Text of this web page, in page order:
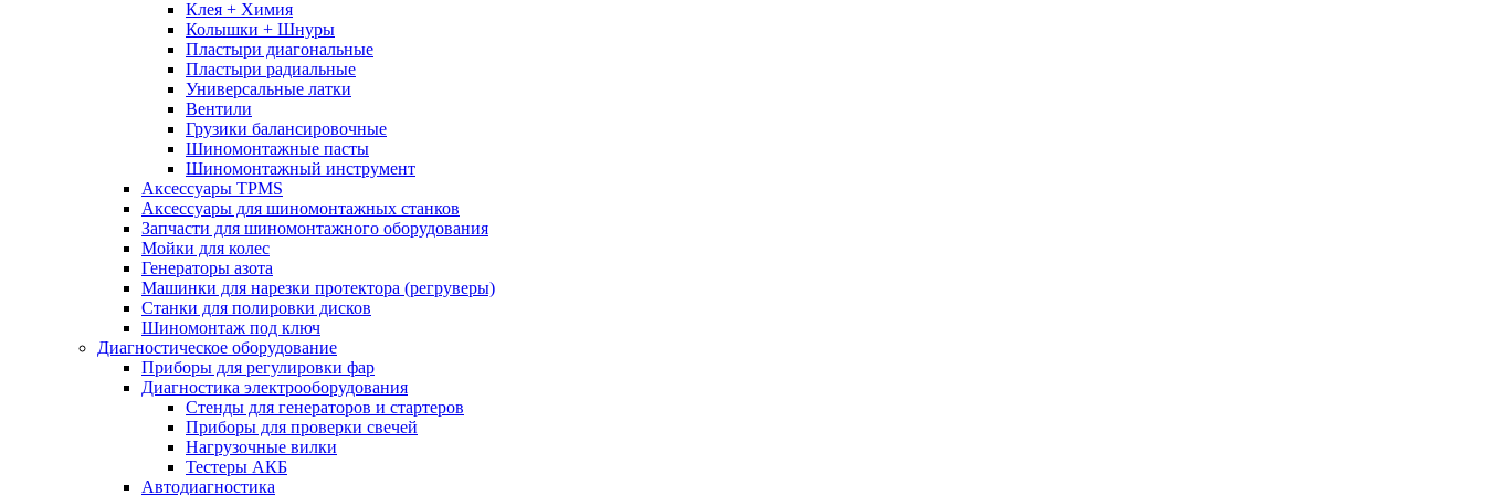
Клея + Химия
Колышки + Шнуры
Пластыри диагональные
Пластыри радиальные
Универсальные латки
Вентили
Грузики балансировочные
Шиномонтажные пасты
Шиномонтажный инструмент
Аксессуары TPMS
Аксессуары для шиномонтажных станков
Запчасти для шиномонтажного оборудования
Мойки для колес
Генераторы азота
Машинки для нарезки протектора (регруверы)
Станки для полировки дисков
Шиномонтаж под ключ
Диагностическое оборудование
Приборы для регулировки фар
Диагностика электрооборудования
Стенды для генераторов и стартеров
Приборы для проверки свечей
Нагрузочные вилки
Тестеры АКБ
Автодиагностика